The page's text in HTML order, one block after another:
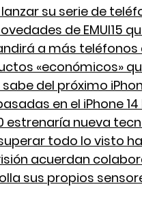
su serie de
de EMUI15
a más
«económicos»
del próximo
en el iPhone
estrenaría nueva
todo lo visto
acuerdan
sus propios